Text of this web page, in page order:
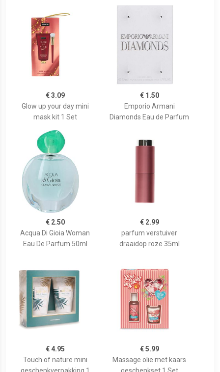
€ 3.09
Glow up your day mini
mask kit 1 Set
€ 1.50
Emporio Armani
Diamonds Eau de Parfum
€ 2.50
Acqua Di Gioia Woman
Eau De Parfum 50ml
€ 2.99
parfum verstuiver
draaidop roze 35ml
€ 4.95
Touch of nature mini
€ 5.99
Massage olie met kaars